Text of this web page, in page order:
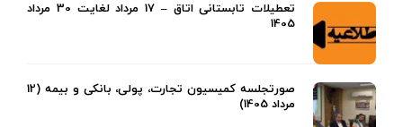
تعطیلات تابستانی اتاق – 17 مرداد لغایت 30 مرداد
1405
صورتجلسه کمیسیون تجارت، پولی، بانکی و بیمه (12
مرداد 1405)